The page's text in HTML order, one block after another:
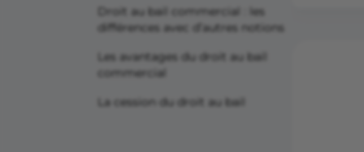
Droit au bail commercial : les
différences avec d’autres notions
Les avantages du droit au bail
commercial
La cession du droit au bail